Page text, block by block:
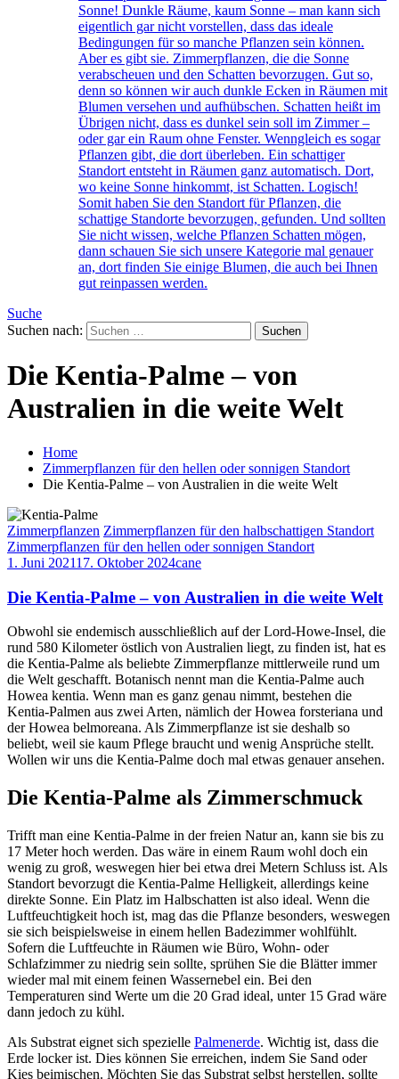
Sonne! Dunkle Räume, kaum Sonne – man kann sich
eigentlich gar nicht vorstellen, dass das ideale
Bedingungen für so manche Pflanzen sein können.
Aber es gibt sie. Zimmerpflanzen, die die Sonne
verabscheuen und den Schatten bevorzugen. Gut so,
denn so können wir auch dunkle Ecken in Räumen mit
Blumen versehen und aufhübschen. Schatten heißt im
Übrigen nicht, dass es dunkel sein soll im Zimmer –
oder gar ein Raum ohne Fenster. Wenngleich es sogar
Pflanzen gibt, die dort überleben. Ein schattiger
Standort entsteht in Räumen ganz automatisch. Dort,
wo keine Sonne hinkommt, ist Schatten. Logisch!
Somit haben Sie den Standort für Pflanzen, die
schattige Standorte bevorzugen, gefunden. Und sollten
Sie nicht wissen, welche Pflanzen Schatten mögen,
dann schauen Sie sich unsere Kategorie mal genauer
an, dort finden Sie einige Blumen, die auch bei Ihnen
gut reinpassen werden.
Suche
Suchen nach:
Die Kentia-Palme – von
Australien in die weite Welt
Home
Zimmerpflanzen für den hellen oder sonnigen Standort
Die Kentia-Palme – von Australien in die weite Welt
Zimmerpflanzen Zimmerpflanzen für den halbschattigen Standort
Zimmerpflanzen für den hellen oder sonnigen Standort
1. Juni 202117. Oktober 2024cane
Die Kentia-Palme – von Australien in die weite Welt
Obwohl sie endemisch ausschließlich auf der Lord-Howe-Insel, die
rund 580 Kilometer östlich von Australien liegt, zu finden ist, hat es
die Kentia-Palme als beliebte Zimmerpflanze mittlerweile rund um
die Welt geschafft. Botanisch nennt man die Kentia-Palme auch
Howea kentia. Wenn man es ganz genau nimmt, bestehen die
Kentia-Palmen aus zwei Arten, nämlich der Howea forsteriana und
der Howea belmoreana. Als Zimmerpflanze ist sie deshalb so
beliebt, weil sie kaum Pflege braucht und wenig Ansprüche stellt.
Wollen wir uns die Kentia-Palme doch mal etwas genauer ansehen.
Die Kentia-Palme als Zimmerschmuck
Trifft man eine Kentia-Palme in der freien Natur an, kann sie bis zu
17 Meter hoch werden. Das wäre in einem Raum wohl doch ein
wenig zu groß, weswegen hier bei etwa drei Metern Schluss ist. Als
Standort bevorzugt die Kentia-Palme Helligkeit, allerdings keine
direkte Sonne. Ein Platz im Halbschatten ist also ideal. Wenn die
Luftfeuchtigkeit hoch ist, mag das die Pflanze besonders, weswegen
sie sich beispielsweise in einem hellen Badezimmer wohlfühlt.
Sofern die Luftfeuchte in Räumen wie Büro, Wohn- oder
Schlafzimmer zu niedrig sein sollte, sprühen Sie die Blätter immer
wieder mal mit einem feinen Wassernebel ein. Bei den
Temperaturen sind Werte um die 20 Grad ideal, unter 15 Grad wäre
dann jedoch zu kühl.
Als Substrat eignet sich spezielle Palmenerde. Wichtig ist, dass die
Erde locker ist. Dies können Sie erreichen, indem Sie Sand oder
Kies beimischen. Möchten Sie das Substrat selbst herstellen, sollte